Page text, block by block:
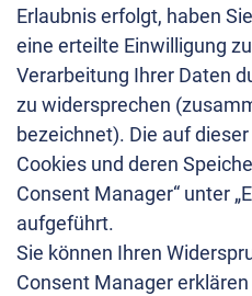
Erlaubnis erfolgt, haben
eine erteilte Einwilligung
Verarbeitung Ihrer Daten
zu widersprechen
bezeichnet). Die auf
Cookies und deren
Consent Manager“ unter
aufgeführt.
Sie können Ihren
Consent Manager